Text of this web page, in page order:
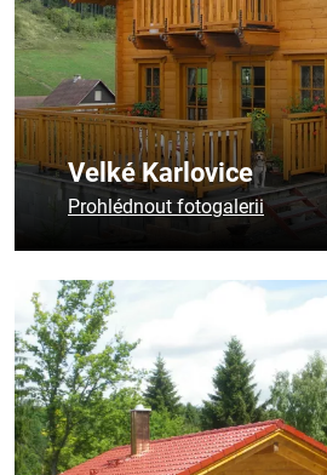
Velké Karlovice
Prohlédnout fotogalerii